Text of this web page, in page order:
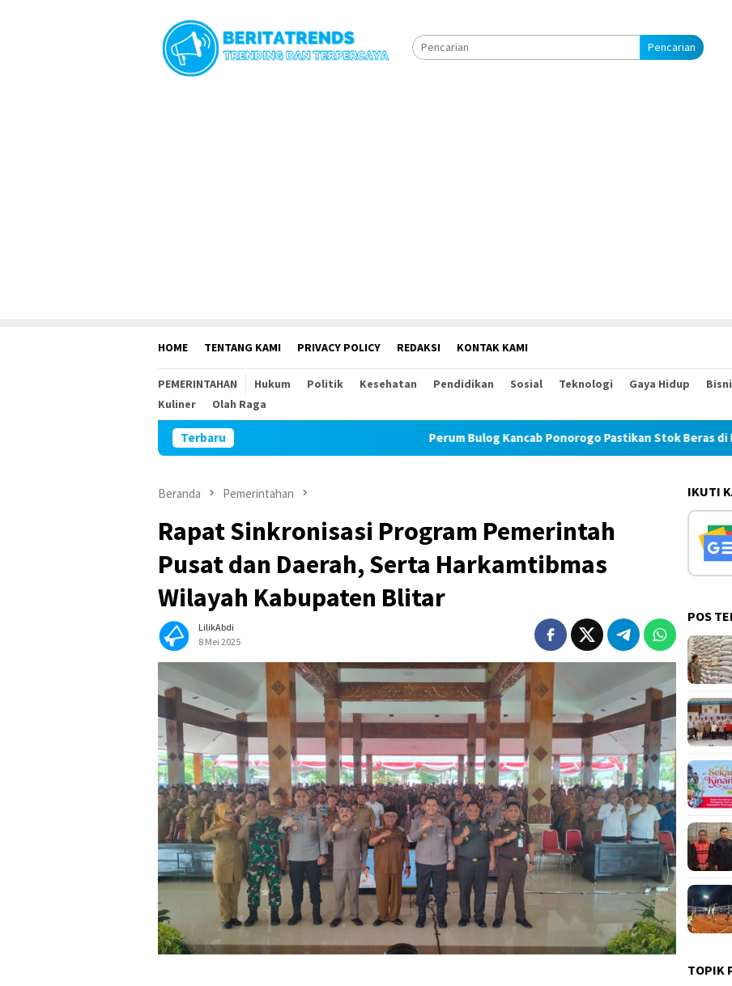
Pencarian
HOME TENTANG KAMI PRIVACY POLICY REDAKSI KONTAK KAMI
PEMERINTAHAN Hukum Politik Kesehatan Pendidikan Sosial Teknologi Gaya Hidup
Kuliner
Olah Raga
Terbaru Perum Bulog Kancab Ponorogo Pastikan Stok Beras di Magetan Aman
Beranda Pemerintahan
Rapat Sinkronisasi Program Pemerintah
Pusat dan Daerah, Serta Harkamtibmas
Wilayah Kabupaten Blitar
LilikAbdi
8 Mei 2025
IKUTI
POS
TOPIK